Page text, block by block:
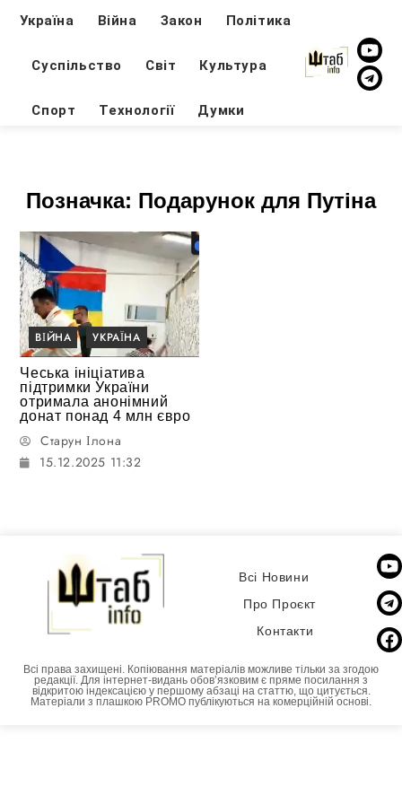
Україна Війна Закон Політика
Суспільство Світ Культура
Спорт Технології Думки
Позначка: Подарунок для Путіна
ВІЙНА УКРАЇНА
Чеська ініціатива
підтримки України
отримала анонімний
донат понад 4 млн євро
Старун Ілона
15.12.2025 11:32
Всі Новини
Про Проєкт
Контакти
Всі права захищені. Копіювання матеріалів можливе тільки за згодою
редакції. Для інтернет-видань обовʼязковим є пряме посилання з
відкритою індексацією у першому абзаці на статтю, що цитується.
Матеріали з плашкою PROMO публікуються на комерційній основі.